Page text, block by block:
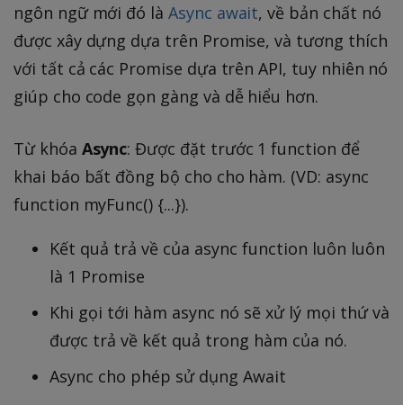
ngôn ngữ mới đó là Async await, về bản chất nó
được xây dựng dựa trên Promise, và tương thích
với tất cả các Promise dựa trên API, tuy nhiên nó
giúp cho code gọn gàng và dễ hiểu hơn.
Từ khóa Async: Được đặt trước 1 function để
khai báo bất đồng bộ cho cho hàm. (VD: async
function myFunc() {...}).
Kết quả trả về của async function luôn luôn
là 1 Promise
Khi gọi tới hàm async nó sẽ xử lý mọi thứ và
được trả về kết quả trong hàm của nó.
Async cho phép sử dụng Await